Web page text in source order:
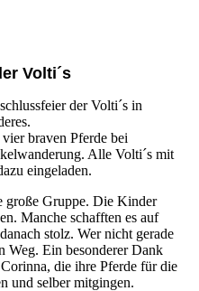
Volti´s
der Volti´s in
braven Pferde bei
Alle Volti´s mit
eingeladen.
große Gruppe. Die Kinder
Manche schafften es auf
stolz. Wer nicht gerade
Weg. Ein besonderer Dank
die ihre Pferde für die
und selber mitgingen.